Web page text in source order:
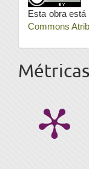
Esta obra está
Commons
Métricas